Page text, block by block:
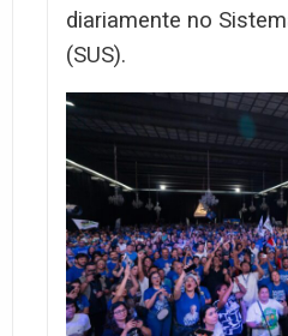
diariamente no
(SUS).